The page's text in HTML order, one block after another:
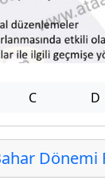
C D
Dönemi